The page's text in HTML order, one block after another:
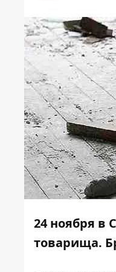
24 ноября в
товарища.